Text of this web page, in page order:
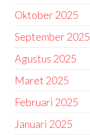
Oktober 2025
September 2025
Agustus 2025
Maret 2025
Februari 2025
Januari 2025